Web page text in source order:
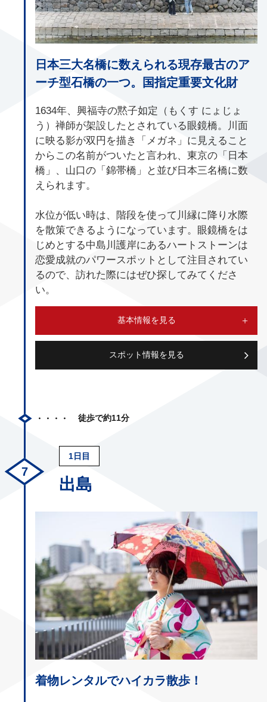
日本三大名橋に数えられる現存最古のア
ーチ型石橋の一つ。国指定重要文化財
1634年、興福寺の黙子如定（もくす にょじょ
う）禅師が架設したとされている眼鏡橋。川面
に映る影が双円を描き「メガネ」に見えること
からこの名前がついたと言われ、東京の「日本
橋」、山口の「錦帯橋」と並び日本三名橋に数
えられます。
水位が低い時は、階段を使って川縁に降り水際
を散策できるようになっています。眼鏡橋をは
じめとする中島川護岸にあるハートストーンは
恋愛成就のパワースポットとして注目されてい
るので、訪れた際にはぜひ探してみてくださ
い。
基本情報を見る
スポット情報を見る
徒歩で約11分
1日目
出島
着物レンタルでハイカラ散歩！